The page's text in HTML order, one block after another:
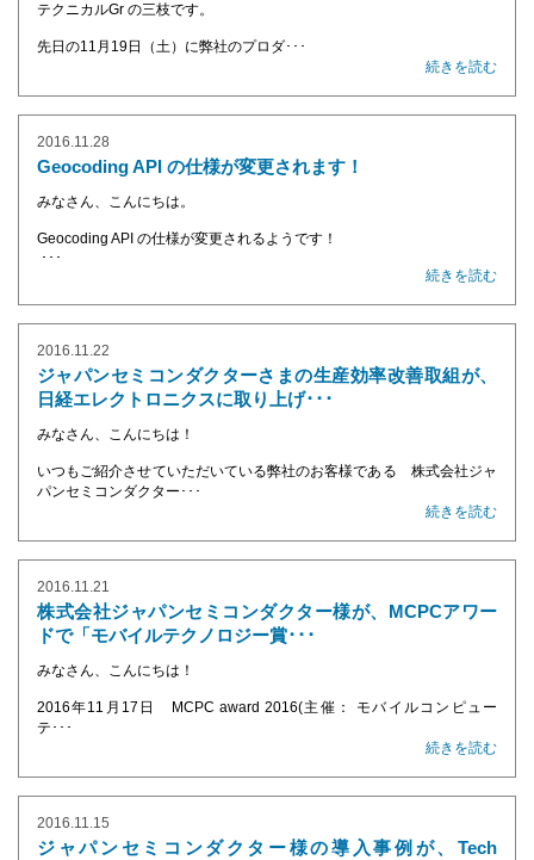
テクニカルGr の三枝です。
先日の11月19日（土）に弊社のプロダ･･･
続きを読む
2016.11.28
Geocoding API の仕様が変更されます！
みなさん、こんにちは。
Geocoding API の仕様が変更されるようです！
･･･
続きを読む
2016.11.22
ジャパンセミコンダクターさまの生産効率改善取組が、
日経エレクトロニクスに取り上げ･･･
みなさん、こんにちは！
いつもご紹介させていただいている弊社のお客様である 株式会社ジャ
パンセミコンダクター･･･
続きを読む
2016.11.21
株式会社ジャパンセミコンダクター様が、MCPCアワー
ドで「モバイルテクノロジー賞･･･
みなさん、こんにちは！
2016年11月17日 MCPC award 2016(主催： モバイルコンピュー
テ･･･
続きを読む
2016.11.15
ジャパンセミコンダクター様の導入事例が、Tech